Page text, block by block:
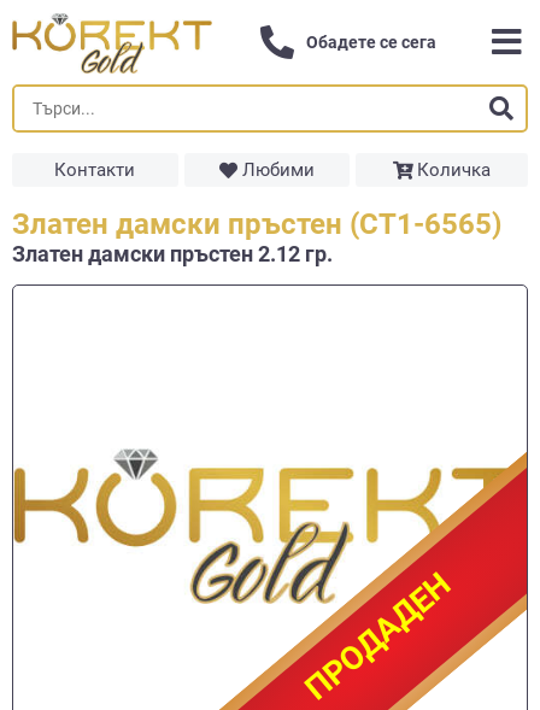
Обадете се сега
Контакти Любими Количка
Златен дамски пръстен (СТ1-6565)
Златен дамски пръстен 2.12 гр.
ПРОДАДЕН
ПРОДАДЕН